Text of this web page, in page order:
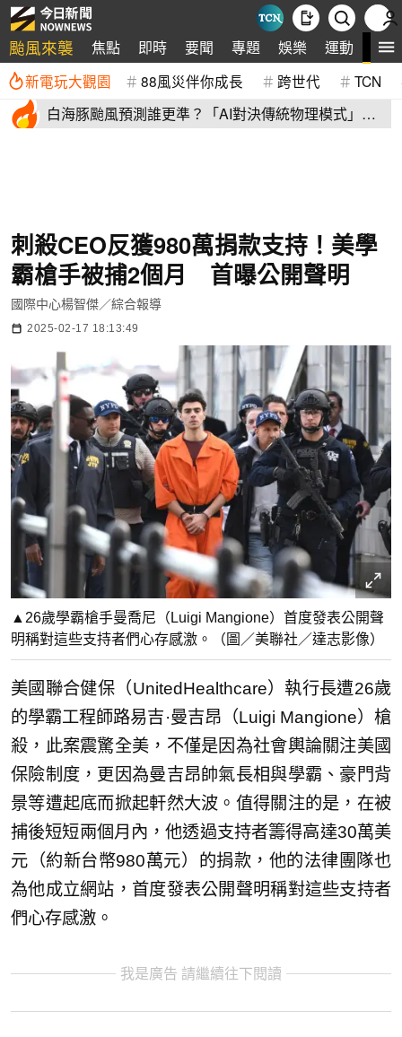
颱風來襲 焦點 即時 要聞 專題 娛樂 運動 全
新電玩大觀園 88風災伴你成長 跨世代 TCN
白海豚颱風預測誰更準？「AI對決傳統物理模式」第
刺殺CEO反獲980萬捐款支持！美學
霸槍手被捕2個月 首曝公開聲明
國際中心楊智傑／綜合報導
2025-02-17 18:13:49
▲26歲學霸槍手曼喬尼（Luigi Mangione）首度發表公開聲
明稱對這些支持者們心存感激。（圖／美聯社／達志影像）
美國聯合健保（UnitedHealthcare）執行長遭26歲
的學霸工程師路易吉·曼吉昂（Luigi Mangione）槍
殺，此案震驚全美，不僅是因為社會輿論關注美國
保險制度，更因為曼吉昂帥氣長相與學霸、豪門背
景等遭起底而掀起軒然大波。值得關注的是，在被
捕後短短兩個月內，他透過支持者籌得高達30萬美
元（約新台幣980萬元）的捐款，他的法律團隊也
為他成立網站，首度發表公開聲明稱對這些支持者
們心存感激。
我是廣告 請繼續往下閱讀